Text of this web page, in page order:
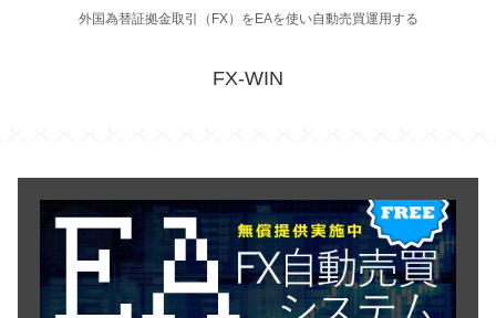
外国為替証拠金取引（FX）をEAを使い自動売買運用する
FX-WIN